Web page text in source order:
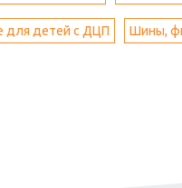
для детей с ДЦП Шины,